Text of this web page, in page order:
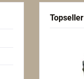
Topseller